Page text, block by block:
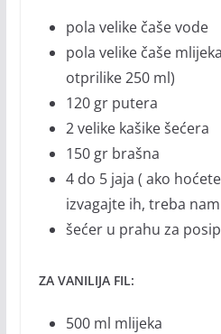
pola velike čaše vode
pola velike čaše
otprilike 250 ml)
120 gr putera
2 velike kašike šećera
150 gr brašna
4 do 5 jaja ( ako
izvagajte ih, treba
šećer u prahu za
ZA VANILIJA FIL:
500 ml mlijeka